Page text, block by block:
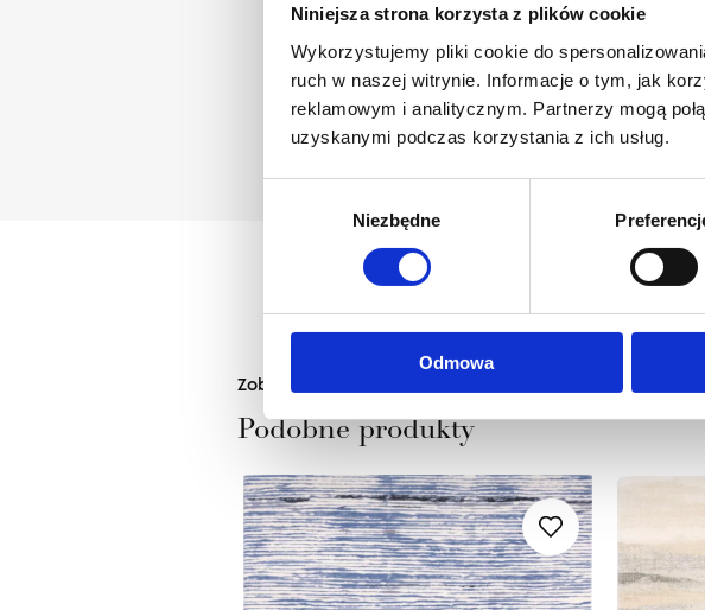
Niniejsza strona korzysta z plików cookie
Wykorzystujemy pliki cookie do
ruch w naszej witrynie. Informacje o tym, jak
reklamowym i analitycznym. Partnerzy mogą
uzyskanymi podczas korzystania z ich usług.
Niezbędne
Odmowa
Zobacz
Podobne produkty